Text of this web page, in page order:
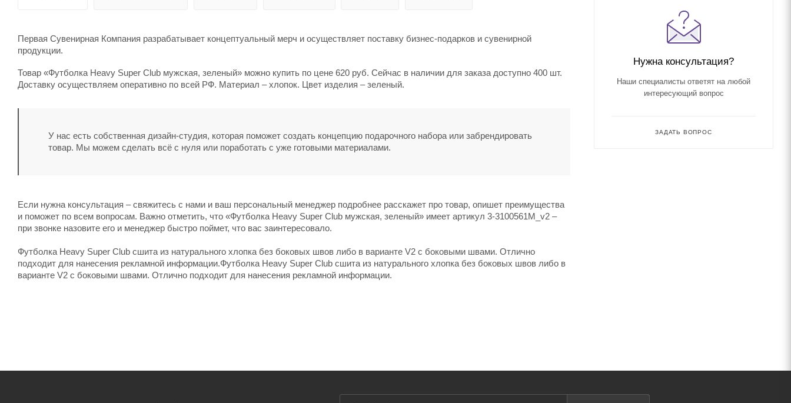
Первая Сувенирная Компания разрабатывает концептуальный мерч и осуществляет поставку бизнес-подарков и сувенирной
продукции.
Товар «Футболка Heavy Super Club мужская, зеленый» можно купить по цене 620 руб. Сейчас в наличии для заказа доступно 400 шт.
Доставку осуществляем оперативно по всей РФ. Материал – хлопок. Цвет изделия – зеленый.
У нас есть собственная дизайн-студия, которая поможет создать концепцию подарочного набора или забрендировать
товар. Мы можем сделать всё с нуля или поработать с уже готовыми материалами.
Если нужна консультация – свяжитесь с нами и ваш персональный менеджер подробнее расскажет про товар, опишет преимущества
и поможет по всем вопросам. Важно отметить, что «Футболка Heavy Super Club мужская, зеленый» имеет артикул 3-3100561M_v2 –
при звонке назовите его и менеджер быстро поймет, что вас заинтересовало.
Футболка Heavy Super Club сшита из натурального хлопка без боковых швов либо в варианте V2 с боковыми швами. Отлично
подходит для нанесения рекламной информации.Футболка Heavy Super Club сшита из натурального хлопка без боковых швов либо в
варианте V2 с боковыми швами. Отлично подходит для нанесения рекламной информации.
Нужна консультация?
Наши специалисты ответят на любой
интересующий вопрос
ЗАДАТЬ ВОПРОС